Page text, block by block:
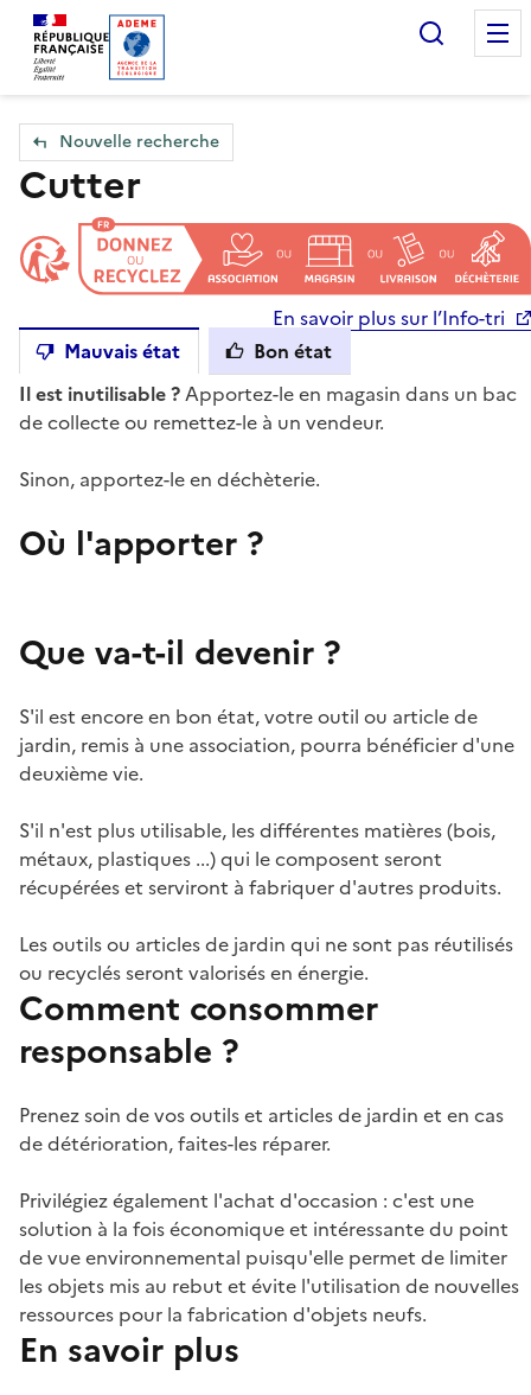
Accueil — Que Faire de mes objets & déchets
Nouvelle recherche
Cutter
En savoir plus sur l’Info-tri
Mauvais état
Bon état
Il est inutilisable ?Apportez-le en magasin dans un bac
de collecte ou remettez-le à un vendeur.
Sinon, apportez-le en déchèterie.
Où l'apporter ?
Que va-t-il devenir ?
S'il est encore en bon état, votre outil ou article de
jardin, remis à une association, pourra bénéficier d'une
deuxième vie.
S'il n'est plus utilisable, les différentes matières (bois,
métaux, plastiques ...) qui le composent seront
récupérées et serviront à fabriquer d'autres produits.
Les outils ou articles de jardin qui ne sont pas réutilisés
ou recyclés seront valorisés en énergie.
Comment consommer
responsable ?
Prenez soin de vos outils et articles de jardin et en cas
de détérioration, faites-les réparer.
Privilégiez également l'achat d'occasion : c'est une
solution à la fois économique et intéressante du point
de vue environnemental puisqu'elle permet de limiter
les objets mis au rebut et évite l'utilisation de nouvelles
ressources pour la fabrication d'objets neufs.
En savoir plus